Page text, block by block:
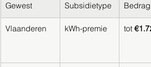
Gewest Subsidietype Bedrag
Vlaanderen kWh-premie tot